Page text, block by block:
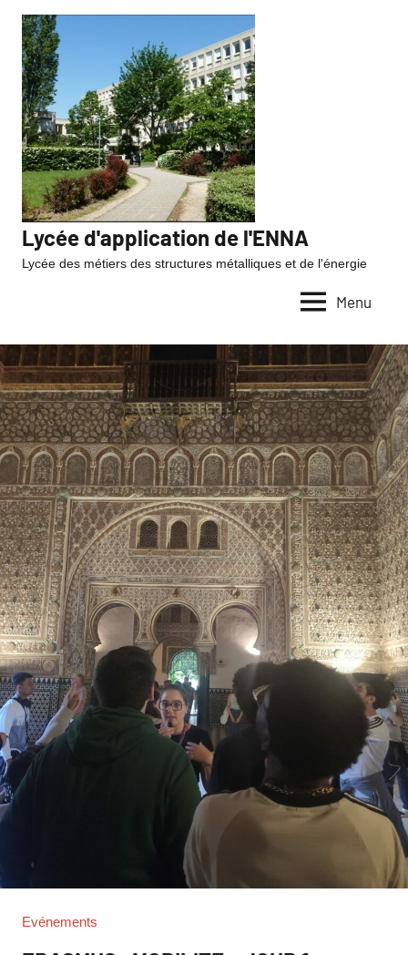
Lycée d'application de l'ENNA
Lycée des métiers des structures métalliques et de l'énergie
Menu
Evénements